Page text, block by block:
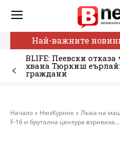
Най-важните
BLIFE: Пеевски
хвана Тюркиш
граждани
Начало НюзКурник
Лъжа на
F-16 и брутална цензура взривиха...